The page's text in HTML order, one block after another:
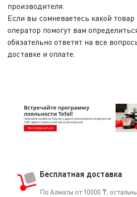
производителя.
Если вы сомневаетесь какой
оператор помогут вам
обязательно ответят на все
доставке и оплате.
Бесплатная доставка
По Алматы от 10000 ₸,